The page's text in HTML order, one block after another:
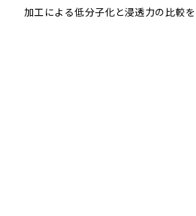
加工による低分子化と浸透力の比較